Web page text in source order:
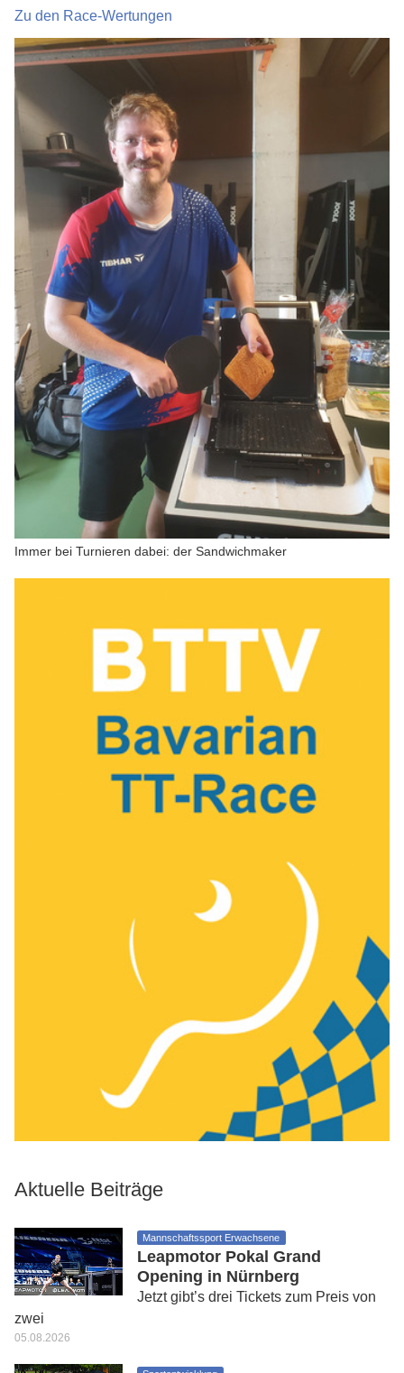
Zu den Race-Wertungen
Immer bei Turnieren dabei: der Sandwichmaker
Aktuelle Beiträge
Mannschaftssport Erwachsene
Leapmotor Pokal Grand
Opening in Nürnberg
Jetzt gibt’s drei Tickets zum Preis von
zwei
05.08.2026